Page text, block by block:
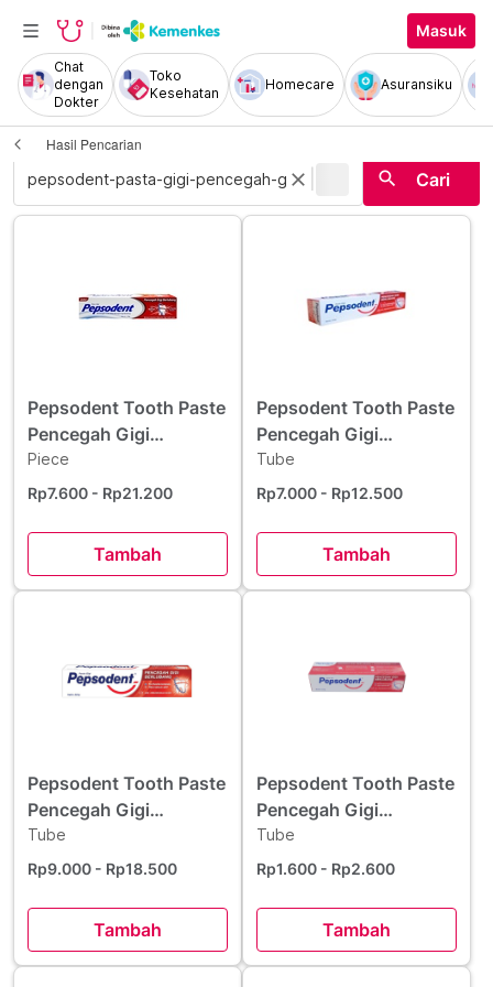
Masuk
Chat
dengan
Dokter
Toko
Kesehatan
Homecare Asuransiku
Hasil Pencarian
close search Cari
Pepsodent Tooth Paste
Pencegah Gigi
Berlubang 190 g
Piece
Rp7.600 - Rp21.200
Tambah
Pepsodent Tooth Paste
Pencegah Gigi
Berlubang 120 g
Tube
Rp7.000 - Rp12.500
Tambah
Pepsodent Tooth Paste
Pencegah Gigi
Berlubang 225 g
Tube
Rp9.000 - Rp18.500
Tambah
Pepsodent Tooth Paste
Pencegah Gigi
Berlubang 25 g
Tube
Rp1.600 - Rp2.600
Tambah